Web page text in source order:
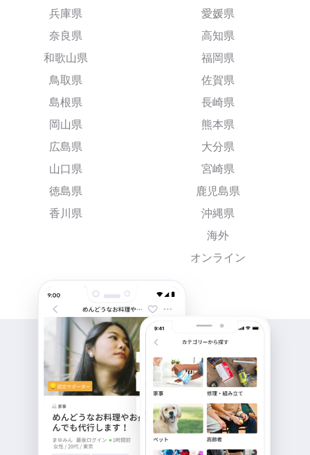
兵庫県
奈良県
和歌山県
鳥取県
島根県
岡山県
広島県
山口県
徳島県
香川県
愛媛県
高知県
福岡県
佐賀県
長崎県
熊本県
大分県
宮崎県
鹿児島県
沖縄県
海外
オンライン